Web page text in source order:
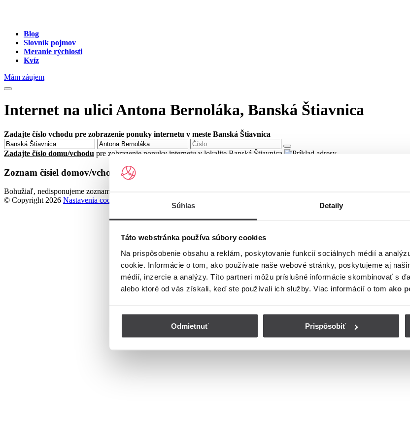
Súhlas Detaily
Táto webstránka používa súbory cookies
Na prispôsobenie obsahu a reklám, poskytovanie funkcií sociálnych médií a
cookie. Informácie o tom, ako používate naše webové stránky, poskytujeme aj
médií, inzercie a analýzy. Títo partneri môžu príslušné informácie skombinovať s
alebo ktoré od vás získali, keď ste používali ich služby. Viac informácií o tom ako
Odmietnuť Prispôsobiť
Blog
Slovník pojmov
Meranie rýchlosti
Kvíz
Mám záujem
Internet na ulici Antona Bernoláka, Banská Štiavnica
Zadajte číslo vchodu pre zobrazenie ponuky internetu v meste Banská Štiavnica
Zadajte číslo domu/vchodu pre zobrazenie ponuky internetu v lokalite Banská Štiavnica
Zoznam čísiel domov/vchodov na ulici Antona Bernoláka v meste Banská Štiavnica
Bohužiaľ, nedisponujeme zoznamom dostupných čísiel vchodov na ulici Antona Bernoláka v meste Banská Štiavnica.
© Copyright 2026 Nastavenia cookies